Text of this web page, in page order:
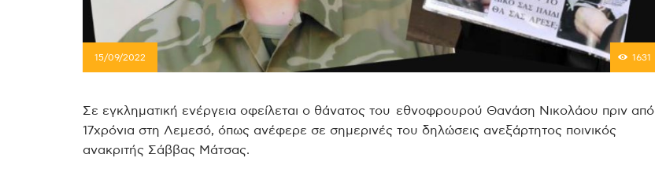
15/09/2022 1631
Σε εγκληματική ενέργεια οφείλεται ο θάνατος του εθνοφρουρού Θανάση Νικολάου πριν από
17χρόνια στη Λεμεσό, όπως ανέφερε σε σημερινές του δηλώσεις ανεξάρτητος ποινικός
ανακριτής Σάββας Μάτσας.